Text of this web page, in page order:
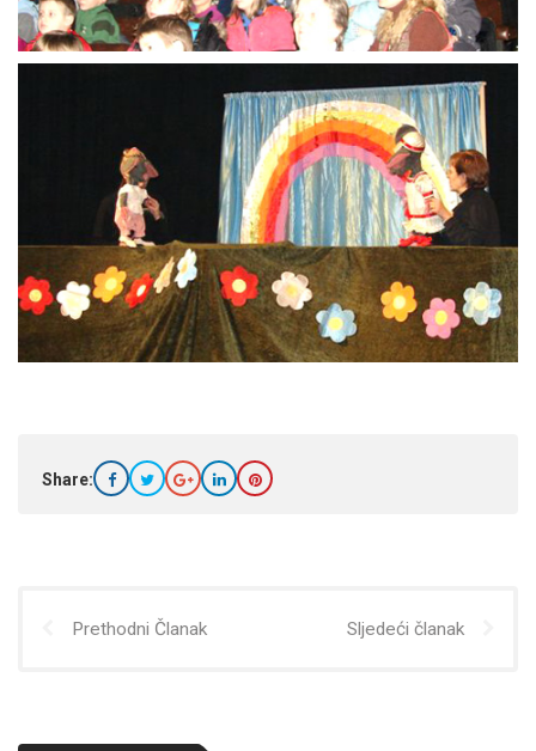
Share:
Prethodni Članak Sljedeći članak